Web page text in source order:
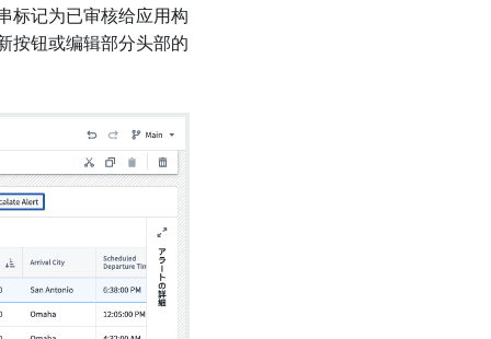
标记为已审核给应用构
按钮或编辑部分头部的